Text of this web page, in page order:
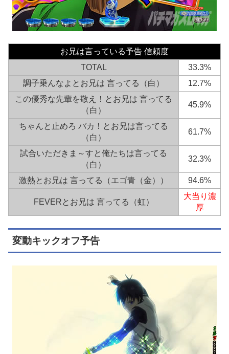
お兄は言っている予告 信頼度
TOTAL
33.3%
調子乗んなよとお兄は 言ってる（白）
12.7%
この優秀な先輩を敬え！とお兄は 言ってる
（白）
45.9%
ちゃんと止めろ バカ！とお兄は言ってる
（白）
61.7%
試合いただきま～すと俺たちは言ってる
（白）
32.3%
激熱とお兄は 言ってる（エゴ青（金）） 94.6%
FEVERとお兄は 言ってる（虹）
大当り濃
厚
変動キックオフ予告